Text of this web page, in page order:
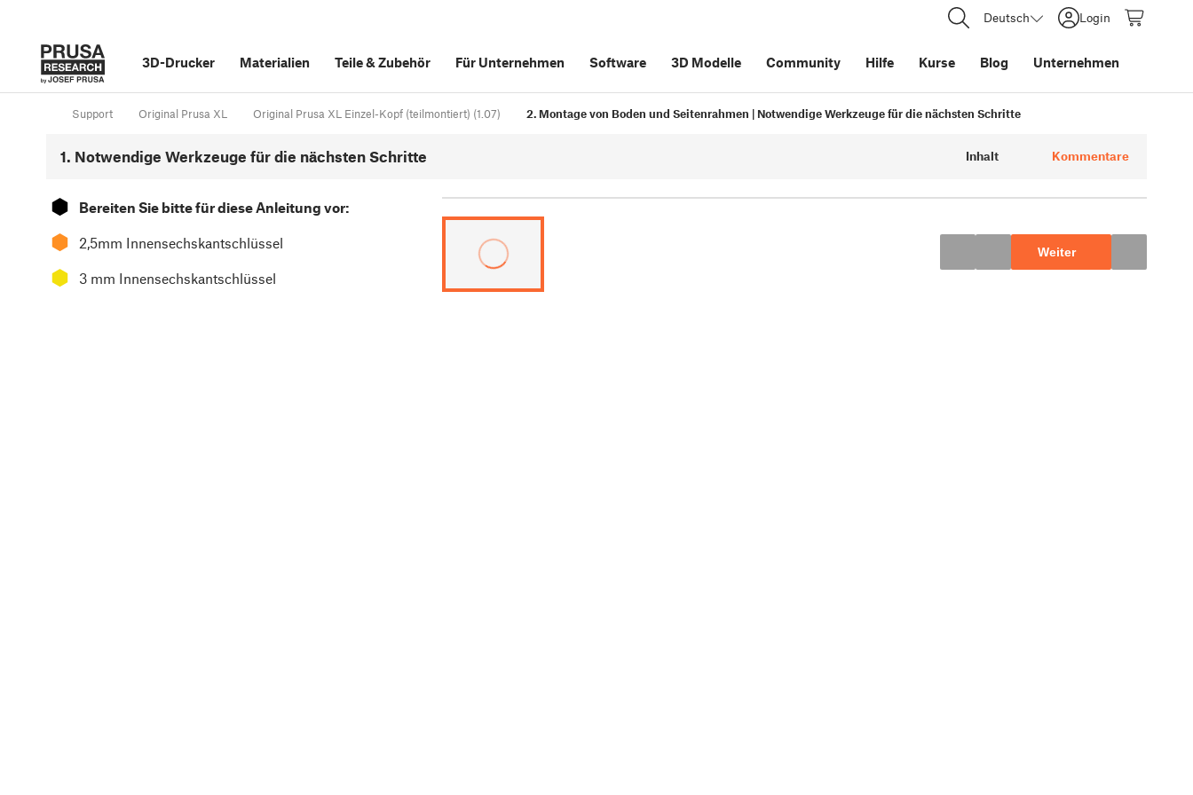
Deutsch Login
3D-Drucker Materialien Teile&Zubehör Für Unternehmen Software 3D Modelle Community Hilfe Kurse Blog Unternehmen
Support Original Prusa XL Original Prusa XL Einzel-Kopf (teilmontiert) (1.07) 2. Montage von Boden und Seitenrahmen | Notwendige Werkzeuge für die nächsten Schritte
1. Notwendige Werkzeuge für die nächsten Schritte Inhalt Kommentare
⬢ Bereiten Sie bitte für diese Anleitung vor:
⬢ 2,5mm Innensechskantschlüssel
⬢ 3 mm Innensechskantschlüssel
Weiter